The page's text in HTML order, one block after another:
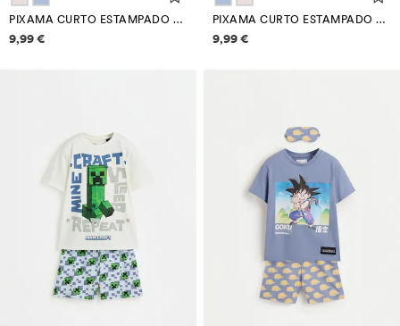
PIXAMA CURTO ESTAMPADO TEXTO
Información de prezos
9,99 €
PIXAMA CURTO ESTAMPADO DE TEXTO
Información de prezos
9,99 €